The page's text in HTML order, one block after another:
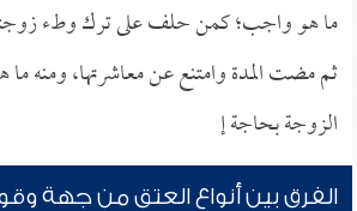
ما هو واجب؛ كمن حلف على ترك وطء
ثم مضت المدة وامتنع عن معاشرتها، ومنه
الزوجة بحاجة إ
الفرق بين أنواع العتق من جهة